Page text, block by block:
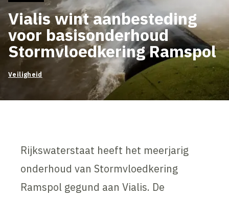
Vialis wint aanbesteding
voor basisonderhoud
Stormvloedkering Ramspol
Veiligheid
Rijkswaterstaat heeft het meerjarig
onderhoud van Stormvloedkering
Ramspol gegund aan Vialis. De